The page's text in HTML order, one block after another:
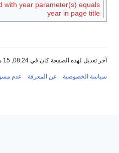
with year parameter(s) equals
year in page title
آخر تعديل لهذه الصفحة كان في 08:24, 15 مارس 2010.
سياسة الخصوصية عن المعرفة عدم